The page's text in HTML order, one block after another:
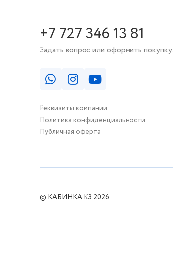
+7 727 346 13 81
Задать вопрос или оформить покупку.
Реквизиты компании
Политика конфиденциальности
Публичная оферта
© КАБИНКА.КЗ 2026